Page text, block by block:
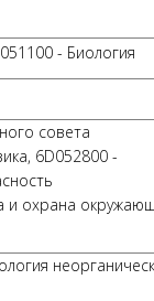
- Биология
совета
6D052800 -
и охрана